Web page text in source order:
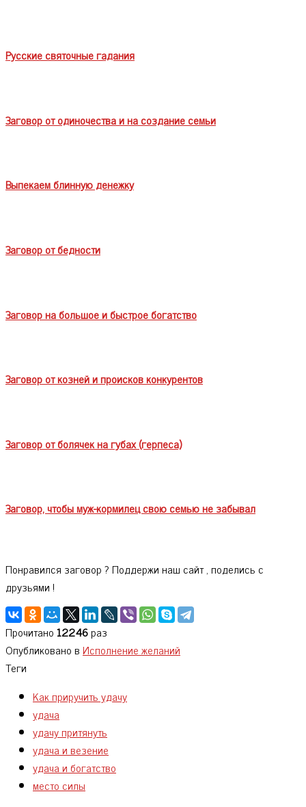
Русские святочные гадания
Заговор от одиночества и на создание семьи
Выпекаем блинную денежку
Заговор от бедности
Заговор на большое и быстрое богатство
Заговор от козней и происков конкурентов
Заговор от болячек на губах (герпеса)
Заговор, чтобы муж-кормилец свою семью не забывал
Понравился заговор ? Поддержи наш сайт , поделись с
друзьями !
Прочитано12246раз
Опубликовано вИсполнение желаний
Теги
Как приручить удачу
удача
удачу притянуть
удача и везение
удача и богатство
место силы